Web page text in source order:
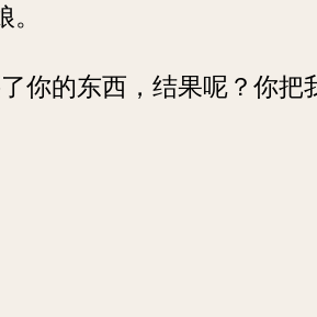
的东西，结果呢？你把